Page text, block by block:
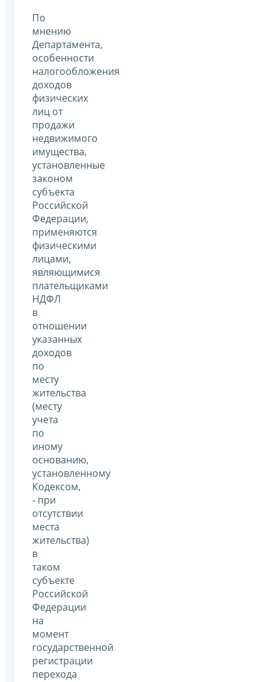
По
мнению
Департамента,
особенности
налогообложения
доходов
физических
лиц от
продажи
недвижимого
имущества,
установленные
законом
субъекта
Российской
Федерации,
применяются
физическими
лицами,
являющимися
плательщиками
НДФЛ
в
отношении
указанных
доходов
по
месту
жительства
(месту
учета
по
иному
основанию,
установленному
Кодексом,
- при
отсутствии
места
жительства)
в
таком
субъекте
Российской
Федерации
на
момент
государственной
регистрации
перехода